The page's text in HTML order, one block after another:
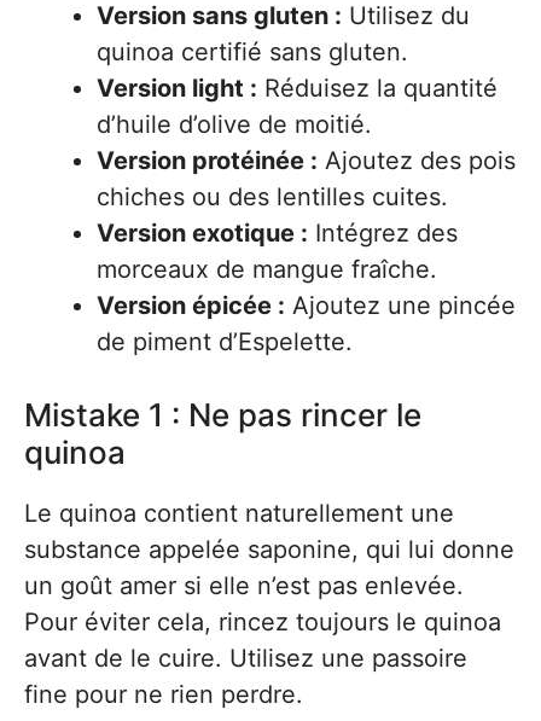
Version sans gluten : Utilisez du
quinoa certifié sans gluten.
Version light : Réduisez la quantité
d’huile d’olive de moitié.
Version protéinée : Ajoutez des pois
chiches ou des lentilles cuites.
Version exotique : Intégrez des
morceaux de mangue fraîche.
Version épicée : Ajoutez une pincée
de piment d’Espelette.
Mistake 1 : Ne pas rincer le
quinoa
Le quinoa contient naturellement une
substance appelée saponine, qui lui donne
un goût amer si elle n’est pas enlevée.
Pour éviter cela, rincez toujours le quinoa
avant de le cuire. Utilisez une passoire
fine pour ne rien perdre.